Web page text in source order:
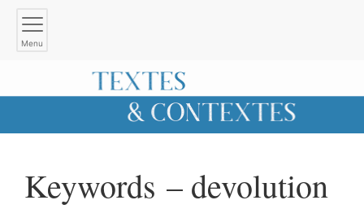
Menu
Keywords – devolution